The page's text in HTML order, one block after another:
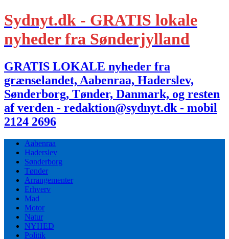
Sydnyt.dk - GRATIS lokale
nyheder fra Sønderjylland
GRATIS LOKALE nyheder fra
grænselandet, Aabenraa, Haderslev,
Sønderborg, Tønder, Danmark, og resten
af verden - redaktion@sydnyt.dk - mobil
2124 2696
Aabenraa
Haderslev
Sønderborg
Tønder
Arrangementer
Erhverv
Mad
Motor
Natur
NYHED
Politik